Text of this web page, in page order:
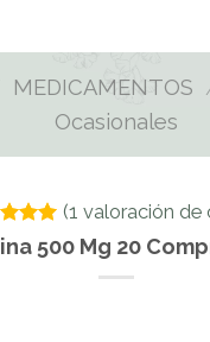
MEDICAMENTOS
Ocasionales
5.00
(1 valoración de
500 Mg 20